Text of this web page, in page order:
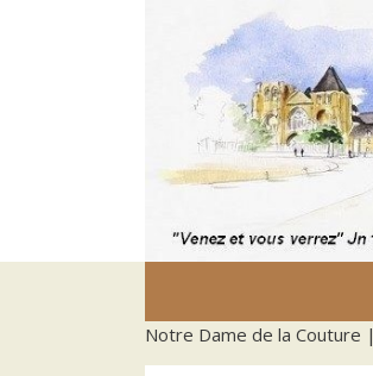
Notre Dame de la Couture |